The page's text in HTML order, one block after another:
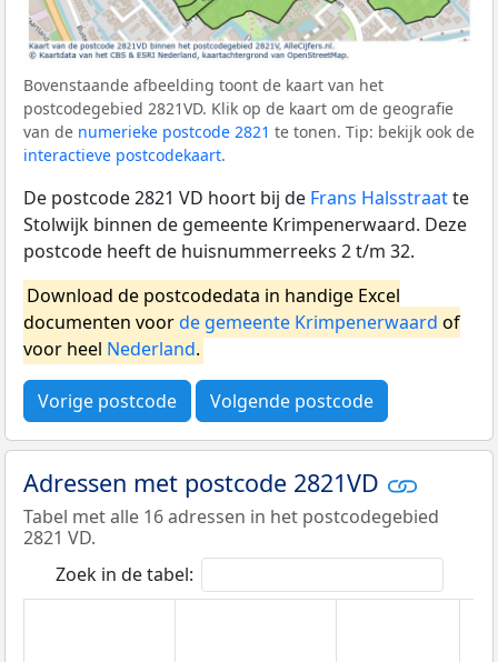
Bovenstaande afbeelding toont de kaart van het
postcodegebied 2821VD. Klik op de kaart om de geografie
van de numerieke postcode 2821 te tonen. Tip: bekijk ook de
interactieve postcodekaart.
De postcode 2821 VD hoort bij de Frans Halsstraatte
Stolwijk binnen de gemeente Krimpenerwaard. Deze
postcode heeft de huisnummerreeks 2 t/m 32.
Download de postcodedata in handige Excel
documenten voorde gemeente Krimpenerwaard of
voor heel Nederland.
Vorige postcode Volgende postcode
Adressen met postcode 2821VD
Tabel met alle 16 adressen in het postcodegebied
2821 VD.
Zoek in de tabel: